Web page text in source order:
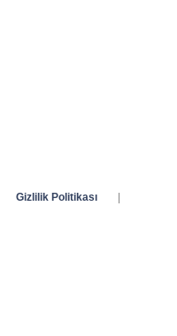
Gizlilik Politikası
|